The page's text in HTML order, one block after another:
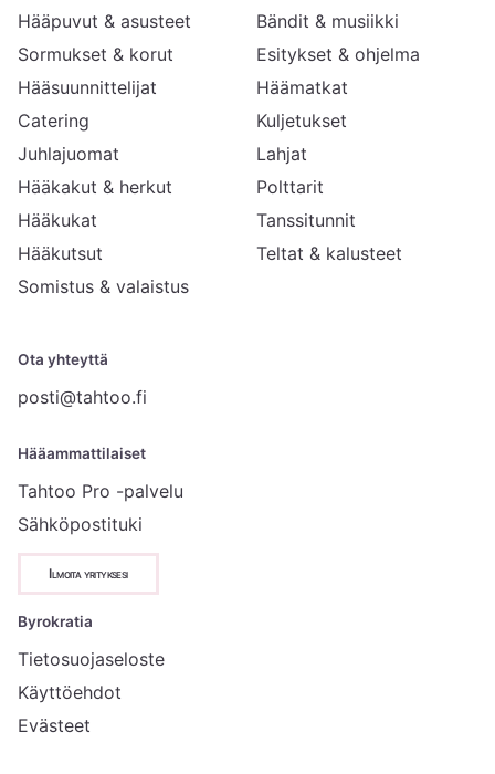
Ota yhteyttä
posti@tahtoo.fi
Hääammattilaiset
Tahtoo Pro -palvelu
Sähköpostituki
Ilmoita yrityksesi
Byrokratia
Tietosuojaseloste
Käyttöehdot
Evästeet
Hääpuvut & asusteet
Sormukset & korut
Hääsuunnittelijat
Catering
Juhlajuomat
Hääkakut & herkut
Hääkukat
Hääkutsut
Somistus & valaistus
Bändit & musiikki
Esitykset & ohjelma
Häämatkat
Kuljetukset
Lahjat
Polttarit
Tanssitunnit
Teltat & kalusteet